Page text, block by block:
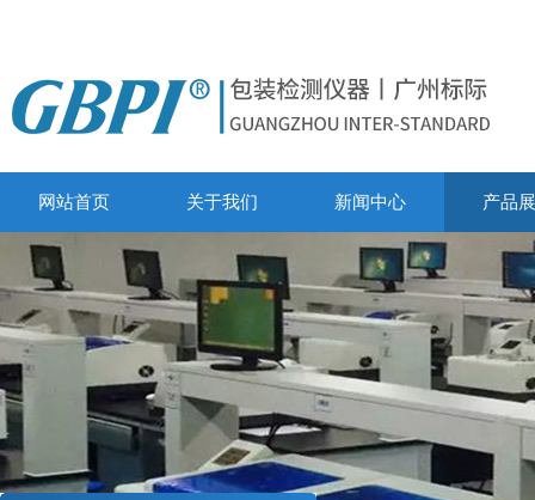
网站首页 关于我们 新闻中心 产品